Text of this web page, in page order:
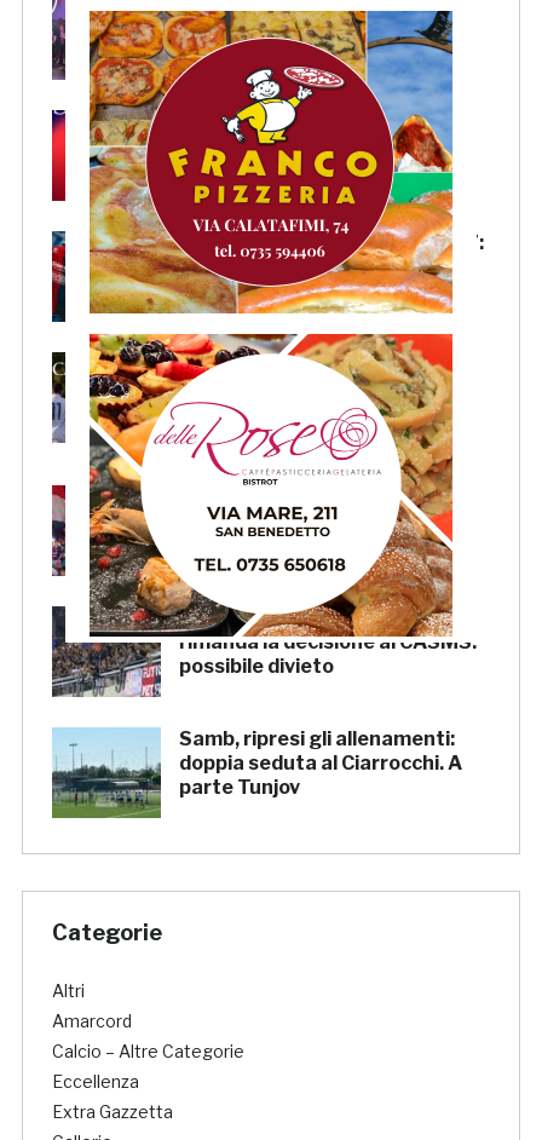
squadra. Stiamo lavorando per
crescere»
Samb, Lorenzo Sgarbi è
ufficiale: l’attaccante arriva in
prestito dal Napoli
Samb, la maglia Home 2026/27:
«Il sale sulla pelle, l’ardore negli
occhi»
Primavera 4, il calendario della
Samb: Folgore Caratese
all’esordio, prima trasferta a
Forlì
Samb, su il sipario: stasera la
presentazione della squadra in
Pescara-Samb, l’Osservatorio
rimanda la decisione al CASMS:
possibile divieto
Samb, ripresi gli allenamenti:
doppia seduta al Ciarrocchi. A
parte Tunjov
Categorie
Altri
Amarcord
Calcio – Altre Categorie
Eccellenza
Extra Gazzetta